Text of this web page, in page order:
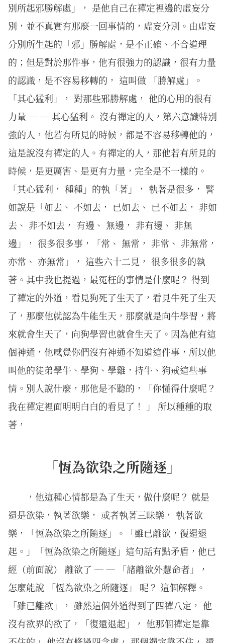
別所起邪勝解處」， 是他自己在禪定裡邊的虛妄分
別，並不真實有那麼一回事情的，虛妄分別。由虛妄
分別所生起的「邪」勝解處，是不正確、不合道理
的；但是對於那件事，他有很強力的認識，很有力量
的認識，是不容易移轉的， 這叫做 「勝解處」。
「其心猛利」， 對那些邪勝解處， 他的心用的很有
力量 ─ ─ 其心猛利。 沒有禪定的人，第六意識特別
強的人，他若有所見的時候，都是不容易移轉他的，
這是說沒有禪定的人。有禪定的人，那他若有所見的
時候，是更厲害、是更有力量，完全是不一樣的。
「其心猛利， 種種」的執「著」， 執著是很多， 譬
如說是「如去、 不如去， 已如去、 已不如去， 非如
去、 非不如去， 有邊、 無邊， 非有邊、 非無
邊」， 很多很多事，「常、 無常， 非常、 非無常，
亦常、 亦無常」， 這些六十二見， 很多很多的執
著。其中我也提過，最冤枉的事情是什麼呢？ 得到
了禪定的外道，看見狗死了生天了，看見牛死了生天
了，那麼他就認為牛能生天，那麼就是向牛學習，將
來就會生天了，向狗學習也就會生天了。因為他有這
個神通，他感覺你們沒有神通不知道這件事，所以他
叫他的徒弟學牛、學狗、學雞，持牛、狗戒這些事
情。別人說什麼，那他是不聽的，「你懂得什麼呢？
我在禪定裡面明明白白的看見了！ 」 所以種種的取
著，
「恆為欲染之所隨逐」
，他這種心情都是為了生天，做什麼呢？ 就是
還是欲染，執著欲樂， 或者執著三昧樂， 執著欲
樂，「恆為欲染之所隨逐」。「雖已離欲，復還退
起。」「恆為欲染之所隨逐」這句話有點矛盾，他已
經（前面說） 離欲了 ─ ─ 「諸離欲外慧命者」，
怎麼能說 「恆為欲染之所隨逐」 呢？ 這個解釋。
「雖已離欲」， 雖然這個外道得到了四禪八定， 他
沒有欲界的欲了，「復還退起」， 他那個禪定是靠